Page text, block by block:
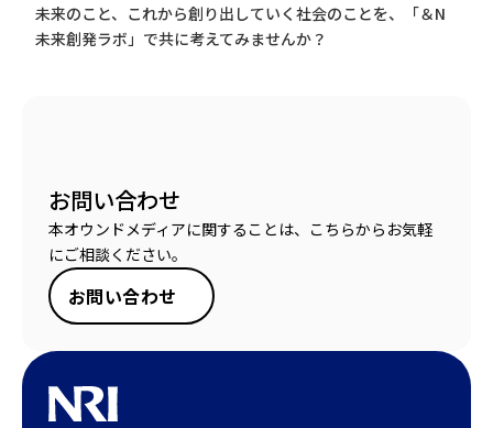
未来のこと、これから創り出していく社会のことを、「＆N
未来創発ラボ」で共に考えてみませんか？
お問い合わせ
本オウンドメディアに関することは、こちらからお気軽
にご相談ください。
お問い合わせ